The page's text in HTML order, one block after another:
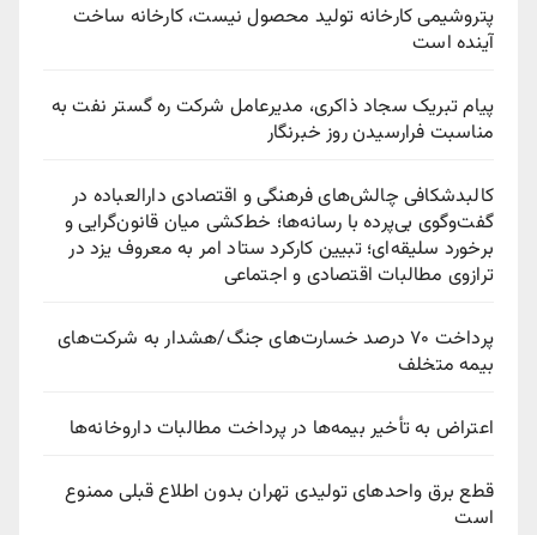
پتروشیمی کارخانه تولید محصول نیست، کارخانه ساخت
آینده است
پیام تبریک سجاد ذاکری، مدیرعامل شرکت ره‌ گستر نفت به
مناسبت فرارسیدن روز خبرنگار
کالبدشکافی چالش‌های فرهنگی و اقتصادی دارالعباده در
گفت‌وگوی بی‌پرده با رسانه‌ها؛ خط‌کشی میان قانون‌گرایی و
برخورد سلیقه‌ای؛ تبیین کارکرد ستاد امر به معروف یزد در
ترازوی مطالبات اقتصادی و اجتماعی
پرداخت ۷۰ درصد خسارت‌های جنگ/هشدار به شرکت‌های
بیمه متخلف
اعتراض به تأخیر بیمه‌ها در پرداخت مطالبات داروخانه‌ها
قطع برق واحدهای تولیدی تهران بدون اطلاع قبلی ممنوع
است